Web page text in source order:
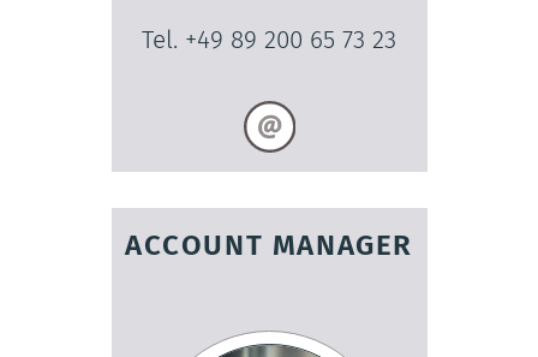
Tel. +49 89 200 65 73 23
ACCOUNT MANAGER